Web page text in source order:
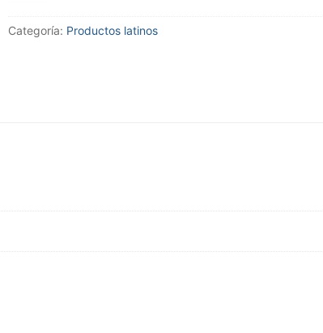
Categoría: Productos latinos